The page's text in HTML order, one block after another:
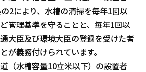
2により、水槽の清掃を毎年1回以
管理基準を守ることと、毎年1回以
大臣及び環境大臣の登録を受けた者
が義務付けられています。
（水槽容量10立米以下）の設置者